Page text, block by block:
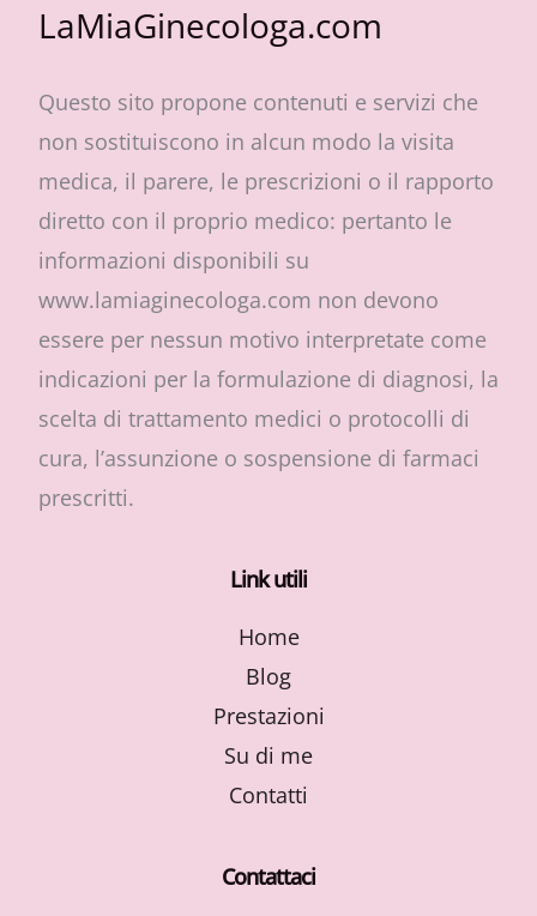
LaMiaGinecologa.com
Questo sito propone contenuti e servizi che
non sostituiscono in alcun modo la visita
medica, il parere, le prescrizioni o il rapporto
diretto con il proprio medico: pertanto le
informazioni disponibili su
www.lamiaginecologa.com non devono
essere per nessun motivo interpretate come
indicazioni per la formulazione di diagnosi, la
scelta di trattamento medici o protocolli di
cura, l’assunzione o sospensione di farmaci
prescritti.
Link utili
Home
Blog
Prestazioni
Su di me
Contatti
Contattaci